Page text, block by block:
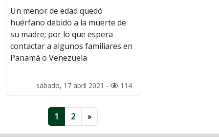
Un menor de edad quedó
huérfano debido a la muerte de
su madre; por lo que espera
contactar a algunos familiares en
Panamá o Venezuela
sábado, 17 abril 2021 - 114
1 2 »